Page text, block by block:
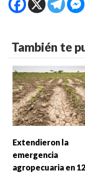
También te
Extendieron la
emergencia
agropecuaria en 12